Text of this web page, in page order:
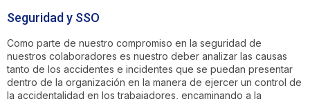
Seguridad y SSO
Como parte de nuestro compromiso en la seguridad de
nuestros colaboradores es nuestro deber analizar las causas
tanto de los accidentes e incidentes que se puedan presentar
dentro de la organización en la manera de ejercer un control de
la accidentalidad en los trabajadores, encaminando a la